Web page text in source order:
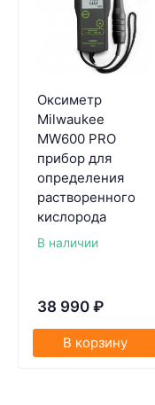
Оксиметр
Milwaukee
MW600 PRO
прибор для
определения
растворенного
кислорода
В наличии
38 990 ₽
В корзину